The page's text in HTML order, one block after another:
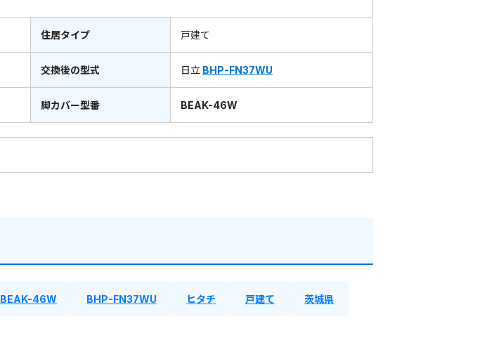
住居タイプ 戸建て
交換後の型式 日立 BHP-FN37WU
脚カバー型番 BEAK-46W
BEAK-46W BHP-FN37WU ヒタチ 戸建て 茨城県